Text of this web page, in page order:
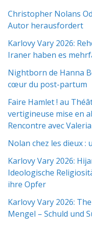
Christopher Nolans
Autor herausfordert
Karlovy Vary 2026:
Iraner haben es
Nightborn de Hanna
cœur du post-partum
Faire Hamlet ! au
vertigineuse mise en
Rencontre avec
Nolan chez les dieux :
Karlovy Vary 2026:
Ideologische
ihre Opfer
Karlovy Vary 2026:
Mengel – Schuld und